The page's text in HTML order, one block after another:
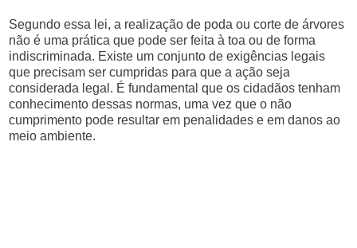
Segundo essa lei, a realização de poda ou corte de árvores
não é uma prática que pode ser feita à toa ou de forma
indiscriminada. Existe um conjunto de exigências legais
que precisam ser cumpridas para que a ação seja
considerada legal. É fundamental que os cidadãos tenham
conhecimento dessas normas, uma vez que o não
cumprimento pode resultar em penalidades e em danos ao
meio ambiente.